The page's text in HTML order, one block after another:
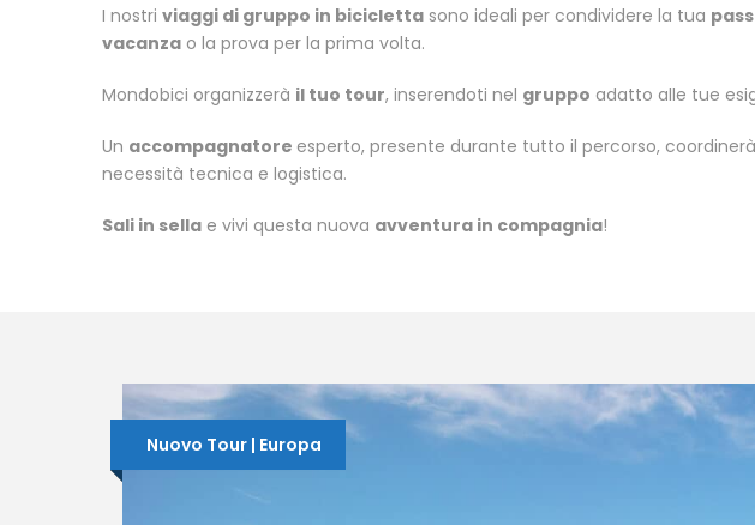
I nostri viaggi di gruppo in bicicletta sono ideali per condividere la tua
vacanza o la prova per la prima volta.
Mondobici organizzerà il tuo tour, inserendoti nel gruppo adatto alle tue
Un accompagnatore esperto, presente durante tutto il percorso,
necessità tecnica e logistica.
Sali in sella e vivi questa nuova avventura in compagnia!
Nuovo Tour | Europa